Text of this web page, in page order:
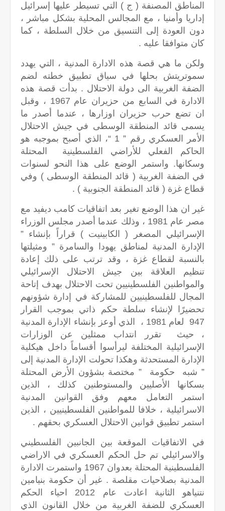
المناطق المصنفة ( ج ) التي تسيطر عليها إسرائيل
إداريا وأمنيا ، مع المجالس المحلية بشكل مباشر ،
دون العودة إلى التنسيق من خلال السلطة ، كما
كان متوافقا عليه .
ولكن ما هي قصة هذه الادارة المدنية ، التي يهدد
سموتريتش بحلها في سياق تطبيق خطته لضم
الضفة الغربية الى دولة الاحتلال . بدأت قصة هذه
الادارة في السابع من حزيران عام 1967 ، وقبل
ان تضع حرب حزيران اوزارها ، عندما أصدر ما
يسمى قائد المنطقة الوسطى في جيش الاحتلال
الأمر العسكري رقم ” 1 “، الذي أصبح بموجبه هو
الحاكم الفعلي للأراضي الفلسطينية المحتلة
وسكانها. واستمر الوضع على هذا النحو لسنوات
في الضفة الغربية ( قائد المنطقة الوسطى ) وفي
قطاع غزة ( قائد المنطقة الجنوبية ) .
غير ان هذا الوضع تغير بعد اتفاقيات كامب ديفيد مع
مصر عام 1981 ، وذلك عندما أصدر مجلس الوزراء
الإسرائيلي المصغر ( الكابينيت ) قراراً بإنشاء ”
الإدارة المدنية لمناطق يهودا والسامرة ” ومثيلتها
بالنسبة لقطاع غزة ، وقد ترتب على ذلك إعادة
تنظيم العلاقة بين جيش الاحتلال الإسرائيلي
والمواطنين الفلسطينيين تحت الاحتلال بهدف إتاحة
المجال للفلسطينيين للمشاركة في إدارة شؤونهم
تحضيرًا لإنشاء سلطة حكم ذاتي بموجب القرار
947 لعام 1981 ، الذي أوعز بإنشاء الإدارة المدنية
، حيث تقرر انتداب ممثلين عن الوزارات
الإسرائيلية المختلفة ليرأسوا أقساماً داخل هيكلية
الإدارة المستحدثة وهكذا تحولت الإدارة المدنية إلى
” شبه حكومة ” مختصة بشؤون الأرض المحتلة
بسكانها الأصليين والمستوطنين كذلك ، الذين
استمر التعامل معهم وفق القوانين المدنية
الاسرائيلية ، خلافا للمواطنين الفلسطينيين ، الذين
استمر تطبيق قوانين الاحتلال العسكري بحقهم .
في الاتفاقيات الموقعة بين الجانبين الفلسطيني
والاسرائيلي تم حل الحكم العسكري في الاراضي
الفلسطينية المحتلة بعدوان 1967 واستمرت الادارة
المدنية بصلاحيات مقلصة . غير أن حكومة بنيامين
نتنياهو الثانية اعادت عام 2012 احياء الحكم
العسكري للضفة الغربية من خلال القانون الذي